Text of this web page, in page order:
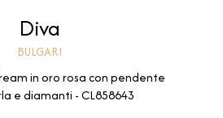
Diva
BULGARI
in oro rosa con pendente
e diamanti - CL858643